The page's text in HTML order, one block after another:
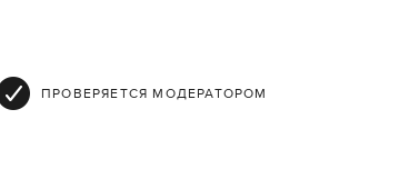
ПРОВЕРЯЕТСЯ МОДЕРАТОРОМ